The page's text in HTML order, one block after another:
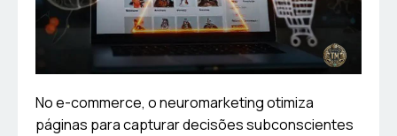
No e-commerce, o neuromarketing otimiza
páginas para capturar decisões subconscientes